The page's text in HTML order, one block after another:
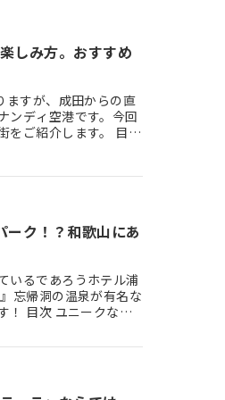
しみ方。おすすめ
ますが、成田からの直
ンディ空港です。今回
をご紹介します。 目次
ク！？和歌山にあ
いるであろうホテル浦
忘帰洞の温泉が有名な
入